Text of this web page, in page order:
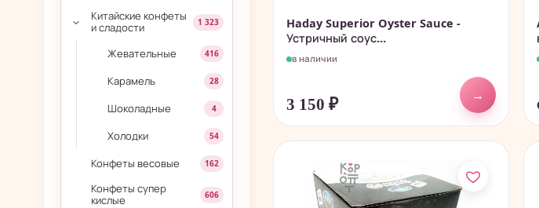
›
Китайские конфеты
и сладости
1 323
Жевательные 416
Карамель 28
Шоколадные 4
Холодки 54
Конфеты весовые 162
Конфеты супер
кислые
606
Haday Superior Oyster Sauce -
Устричный соус...
в наличии
3 150 ₽
→